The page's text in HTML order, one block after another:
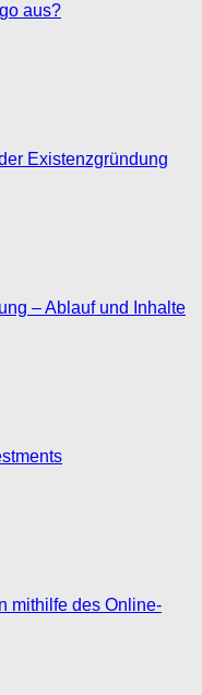
aus?
Existenzgründung
– Ablauf und Inhalte
mithilfe des Online-